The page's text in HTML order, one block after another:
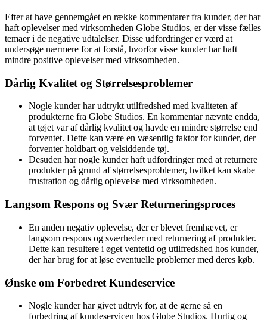
Efter at have gennemgået en række kommentarer fra kunder, der har
haft oplevelser med virksomheden Globe Studios, er der visse fælles
temaer i de negative udtalelser. Disse udfordringer er værd at
undersøge nærmere for at forstå, hvorfor visse kunder har haft
mindre positive oplevelser med virksomheden.
Dårlig Kvalitet og Størrelsesproblemer
Nogle kunder har udtrykt utilfredshed med kvaliteten af
produkterne fra Globe Studios. En kommentar nævnte endda,
at tøjet var af dårlig kvalitet og havde en mindre størrelse end
forventet. Dette kan være en væsentlig faktor for kunder, der
forventer holdbart og velsiddende tøj.
Desuden har nogle kunder haft udfordringer med at returnere
produkter på grund af størrelsesproblemer, hvilket kan skabe
frustration og dårlig oplevelse med virksomheden.
Langsom Respons og Svær Returneringsproces
En anden negativ oplevelse, der er blevet fremhævet, er
langsom respons og sværheder med returnering af produkter.
Dette kan resultere i øget ventetid og utilfredshed hos kunder,
der har brug for at løse eventuelle problemer med deres køb.
Ønske om Forbedret Kundeservice
Nogle kunder har givet udtryk for, at de gerne så en
forbedring af kundeservicen hos Globe Studios. Hurtig og